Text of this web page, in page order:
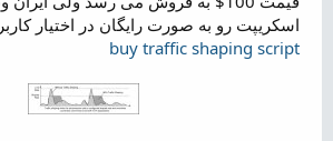
اسکریپت رو به صورت رایگان در اختیار
buy traffic shaping script